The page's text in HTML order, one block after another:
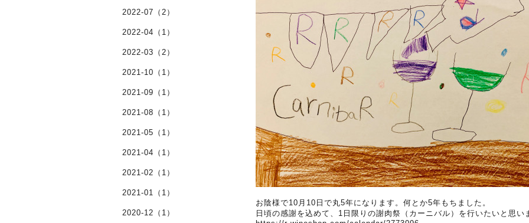
お陰様で10月10日で丸5年になります。何とか5年もちました。
日頃の感謝を込めて、1日限りの謝肉祭（カーニバル）を行いたいと思い
2022-07（2）
2022-04（1）
2022-03（2）
2021-10（1）
2021-09（1）
2021-08（1）
2021-05（1）
2021-04（1）
2021-02（1）
2021-01（1）
2020-12（1）